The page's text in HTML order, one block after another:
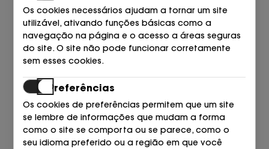
TOMMY HILFIGER
TARJETERO GVI WINTER COGN
79,90€
BOSS
TARJETERO 001 PRETO
90,00€
Os cookies necessários ajudam a tornar um site
utilizável, ativando funções básicas como a
navegação na página e o acesso a áreas seguras
do site. O site não pode funcionar corretamente
sem esses cookies.
Preferências
Os cookies de preferências permitem que um site
se lembre de informações que mudam a forma
como o site se comporta ou se parece, como o
seu idioma preferido ou a região em que você